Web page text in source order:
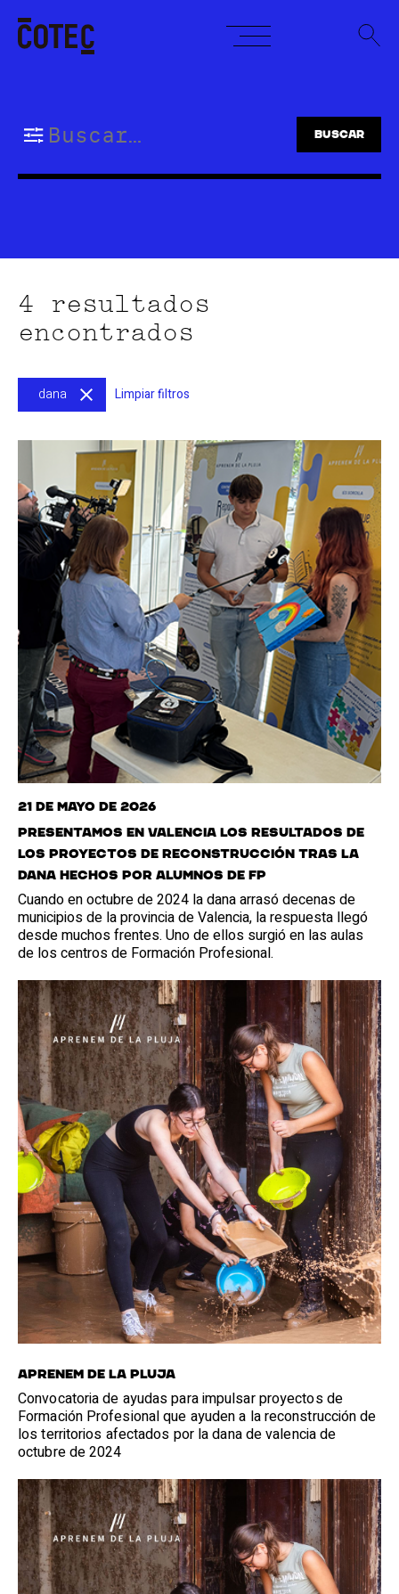
content
4 resultados
encontrados
dana Limpiar filtros
21 de mayo de 2026
Presentamos en Valencia los resultados de
los proyectos de reconstrucción tras la
dana hechos por alumnos de FP
Cuando en octubre de 2024 la dana arrasó decenas de
municipios de la provincia de Valencia, la respuesta llegó
desde muchos frentes. Uno de ellos surgió en las aulas
de los centros de Formación Profesional.
Aprenem de la pluja
Convocatoria de ayudas para impulsar proyectos de
Formación Profesional que ayuden a la reconstrucción de
los territorios afectados por la dana de valencia de
octubre de 2024